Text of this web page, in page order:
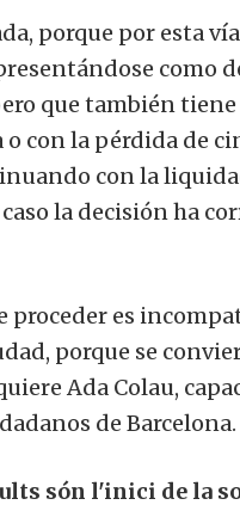
porque por esta
como
que también
con la pérdida de
con la
la decisión ha
proceder es
porque se
Ada Colau,
de Barcelona.
són l'inici de la